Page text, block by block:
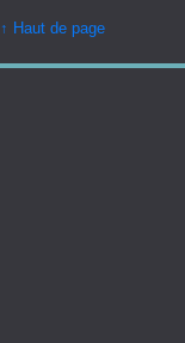
↑ Haut de page